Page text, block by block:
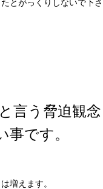
とがっくりしないで下さ
言う脅迫観念
です。
増えます。